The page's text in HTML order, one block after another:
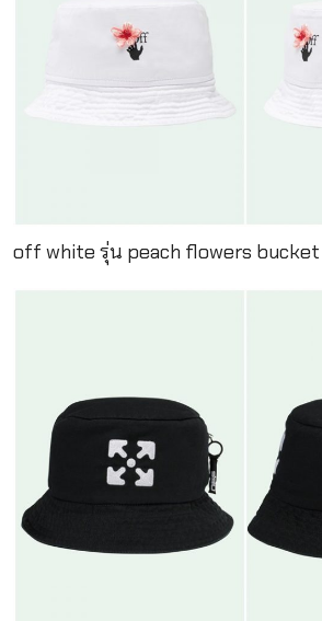
off white รุ่น peach flowers